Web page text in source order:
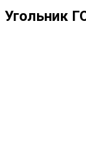
Угольник